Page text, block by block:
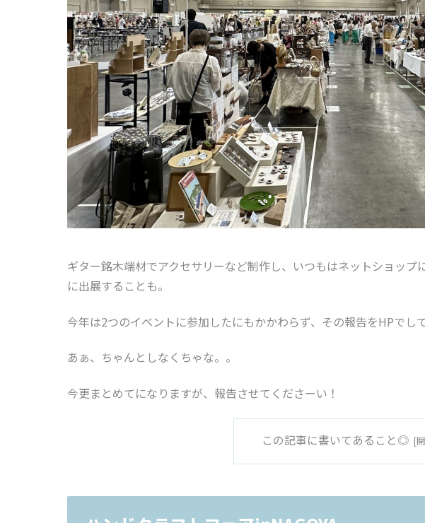
ギター銘木端材でアクセサリーなど制作し、いつもはネットショッ
に出展することも。
今年は2つのイベントに参加したにもかかわらず、その報告をHPでし
あぁ、ちゃんとしなくちゃな。。
今更まとめてになりますが、報告させてくださーい！
この記事に書いてあること◎